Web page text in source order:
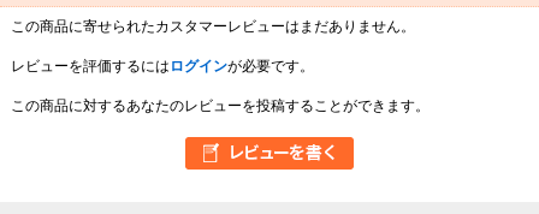
この商品に寄せられたカスタマーレビューはまだありません。
レビューを評価するには ログインが必要です。
この商品に対するあなたのレビューを投稿することができます。